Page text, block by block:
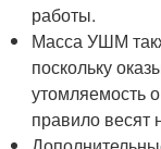
работы.
Масса УШМ
поскольку
утомляемость
правило весят